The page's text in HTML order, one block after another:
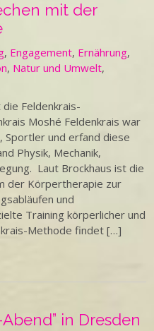
mit der
, Engagement, Ernährung,
, Natur und Umwelt,
Feldenkrais-
Moshé Feldenkrais war
Sportler und erfand diese
Physik, Mechanik,
Laut Brockhaus ist die
der Körpertherapie zur
und
Training körperlicher und
Methode findet […]
in Dresden